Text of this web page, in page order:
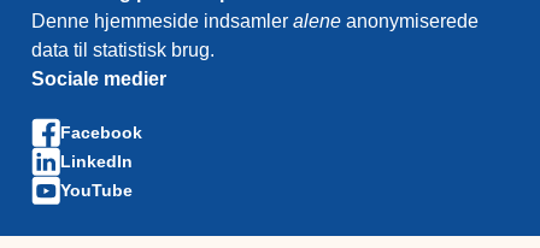
Denne hjemmeside indsamler alene anonymiserede
data til statistisk brug.
Sociale medier
Facebook
LinkedIn
YouTube